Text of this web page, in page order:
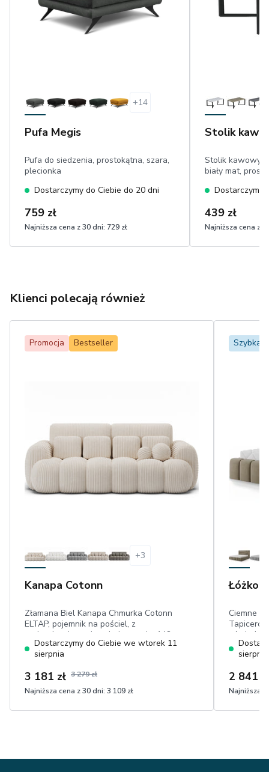
+14
Pufa Megis
Pufa do siedzenia, prostokątna, szara,
plecionka
Dostarczymy do Ciebie do 20 dni
759 zł
Najniższa cena z 30 dni: 729 zł
Stolik
Stolik kawowy
biały mat,
Dostarczymy
439 zł
Najniższa cena z
Klienci polecają również
Promocja Bestseller
+3
Kanapa Cotonn
Złamana Biel Kanapa Chmurka Cotonn
ELTAP, pojemnik na pościel, z
poduszkami, powierzchnia spania: 142
× 190 cm, welur pet friendly
Dostarczymy do Ciebie we wtorek 11
sierpnia
3 181 zł 3 279 zł
Najniższa cena z 30 dni: 3 109 zł
Szybka
Łóżko
Ciemne
sierpnia
2 841
Najniższa